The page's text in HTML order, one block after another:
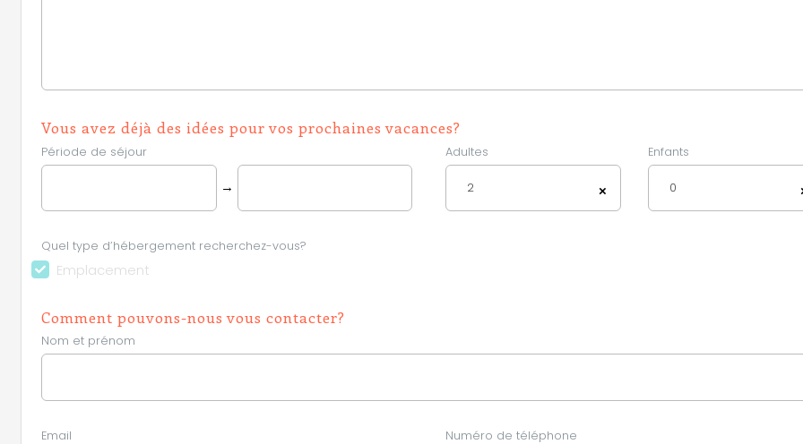
Vous avez déjà des idées pour vos prochaines vacances?
Période de séjour
→
Adultes
×
2
Enfants
0
Quel type d’hébergement recherchez-vous?
Emplacement
Comment pouvons-nous vous contacter?
Nom et prénom
Email Numéro de téléphone